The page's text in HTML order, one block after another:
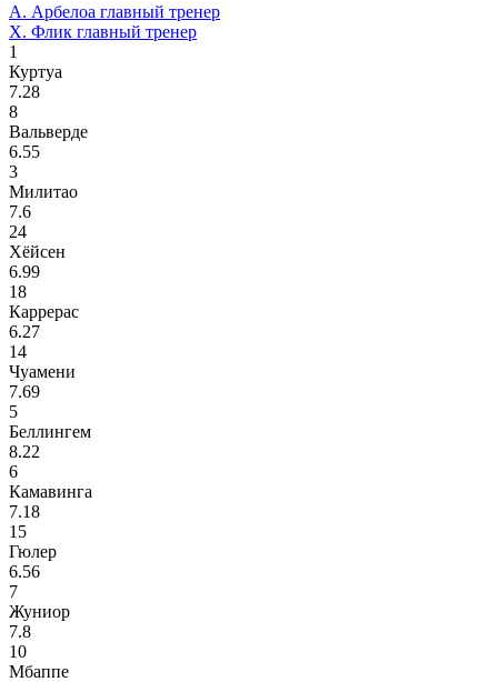
А. Арбелоа главный тренер
Х. Флик главный тренер
1
Куртуа
7.28
8
Вальверде
6.55
3
Милитао
7.6
24
Хёйсен
6.99
18
Каррерас
6.27
14
Чуамени
7.69
5
Беллингем
8.22
6
Камавинга
7.18
15
Гюлер
6.56
7
Жуниор
7.8
10
Мбаппе